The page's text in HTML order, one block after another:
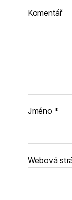
Komentář
Jméno *
Webová